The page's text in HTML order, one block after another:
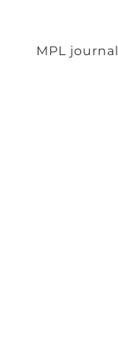
MPL journal